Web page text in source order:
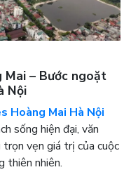
Mai – Bước ngoặt
Nội
Hoàng Mai Hà Nội
sống hiện đại, văn
trọn vẹn giá trị của cuộc
thiên nhiên.